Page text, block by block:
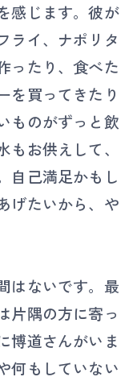
感じます。彼が
ライ、ナポリタ
ったり、食べた
を買ってきたり
ものがずっと飲
お供えして、
自己満足かもし
げたいから、や
はないです。最
片隅の方に寄っ
博道さんがいま
何もしていない